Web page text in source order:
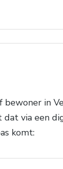
in
dat via een
komt: